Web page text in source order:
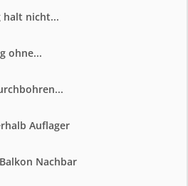
halt nicht...
ohne...
Auflager
Nachbar